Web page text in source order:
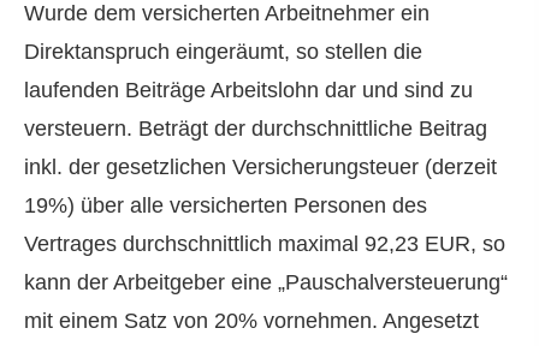
Wurde dem versicherten Arbeitnehmer ein
Direktanspruch eingeräumt, so stellen die
laufenden Beiträge Arbeitslohn dar und sind zu
versteuern. Beträgt der durchschnittliche Beitrag
inkl. der gesetzlichen Versicherungsteuer (derzeit
19%) über alle versicherten Per­sonen des
Vertrages durchschnittlich maximal 92,23 EUR, so
kann der Arbeitgeber eine „Pauschalversteuerung“
mit einem Satz von 20% vornehmen. Angesetzt